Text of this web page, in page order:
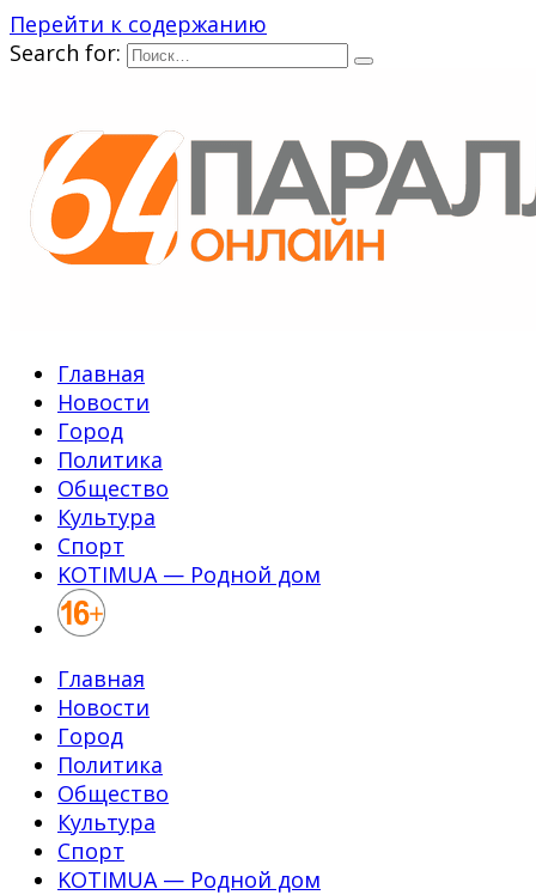
Перейти к содержанию
Search for:
Главная
Новости
Город
Политика
Общество
Культура
Спорт
KOTIMUA — Родной дом
Главная
Новости
Город
Политика
Общество
Культура
Спорт
KOTIMUA — Родной дом